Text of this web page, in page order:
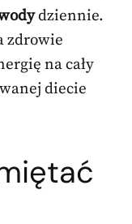
dziennie.
zdrowie
na cały
diecie